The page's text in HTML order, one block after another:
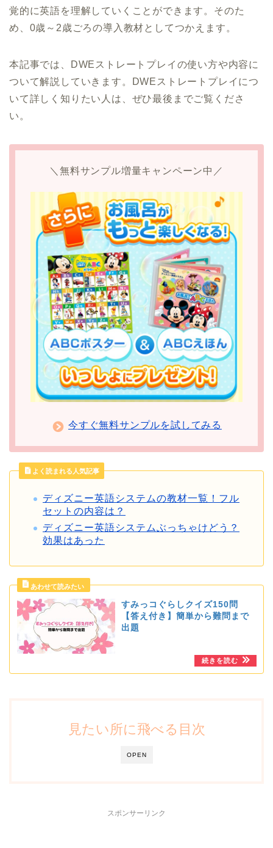
覚的に英語を理解していくことができます。そのた
め、0歳～2歳ごろの導入教材としてつかえます。
本記事では、DWEストレートプレイの使い方や内容に
ついて解説していきます。DWEストレートプレイにつ
いて詳しく知りたい人は、ぜひ最後までご覧くださ
い。
＼無料サンプル増量キャンペーン中／
今すぐ無料サンプルを試してみる
よく読まれる人気記事
ディズニー英語システムの教材一覧！フル
セットの内容は？
ディズニー英語システムぶっちゃけどう？
効果はあった
すみっコぐらしクイズ150問
【答え付き】簡単から難問まで
出題
OPEN
見たい所に飛べる目次
スポンサーリンク